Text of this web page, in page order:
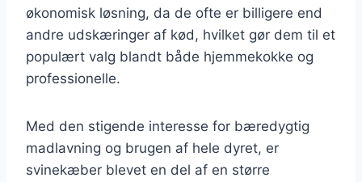
økonomisk løsning, da de ofte er billigere end
andre udskæringer af kød, hvilket gør dem til et
populært valg blandt både hjemmekokke og
professionelle.
Med den stigende interesse for bæredygtig
madlavning og brugen af hele dyret, er
svinekæber blevet en del af en større